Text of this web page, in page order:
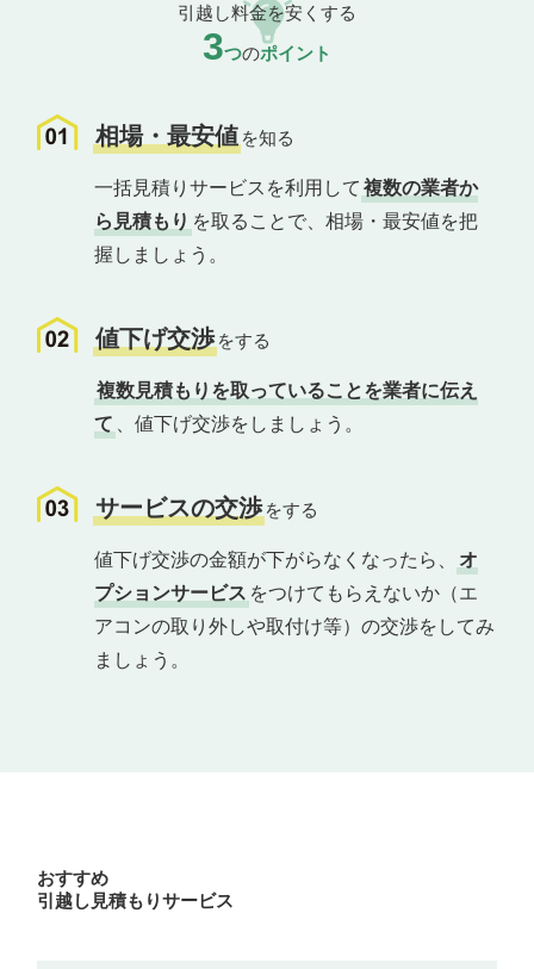
引越し料金を安くする
3つのポイント
相場・最安値 を知る
一括見積りサービスを利用して 複数の業者か
ら見積もり を取ることで、相場・最安値を把
握しましょう。
値下げ交渉 をする
複数見積もりを取っていることを業者に伝え
て
、値下げ交渉をしましょう。
サービスの交渉 をする
値下げ交渉の金額が下がらなくなったら、
オ
プションサービス をつけてもらえないか（エ
アコンの取り外しや取付け等）の交渉をしてみ
ましょう。
おすすめ
引越し見積もりサービス